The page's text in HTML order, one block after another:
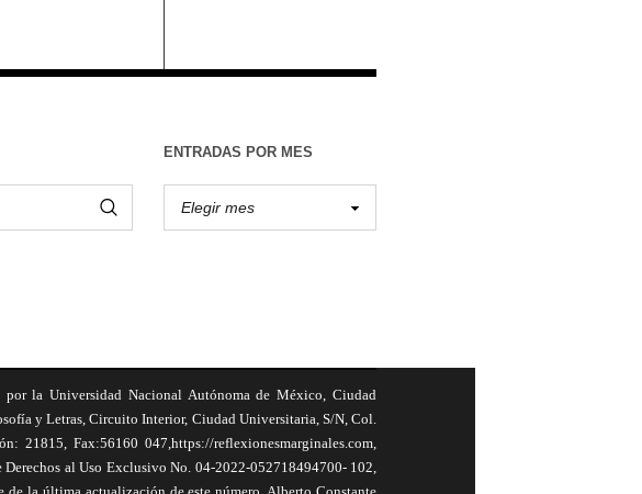
ENTRADAS POR MES
la Universidad Nacional Autónoma de México, Ciudad
y Letras, Circuito Interior, Ciudad Universitaria, S/N, Col.
21815, Fax:56160 047,https://reflexionesmarginales.com,
al Uso Exclusivo No. 04-2022-052718494700- 102,